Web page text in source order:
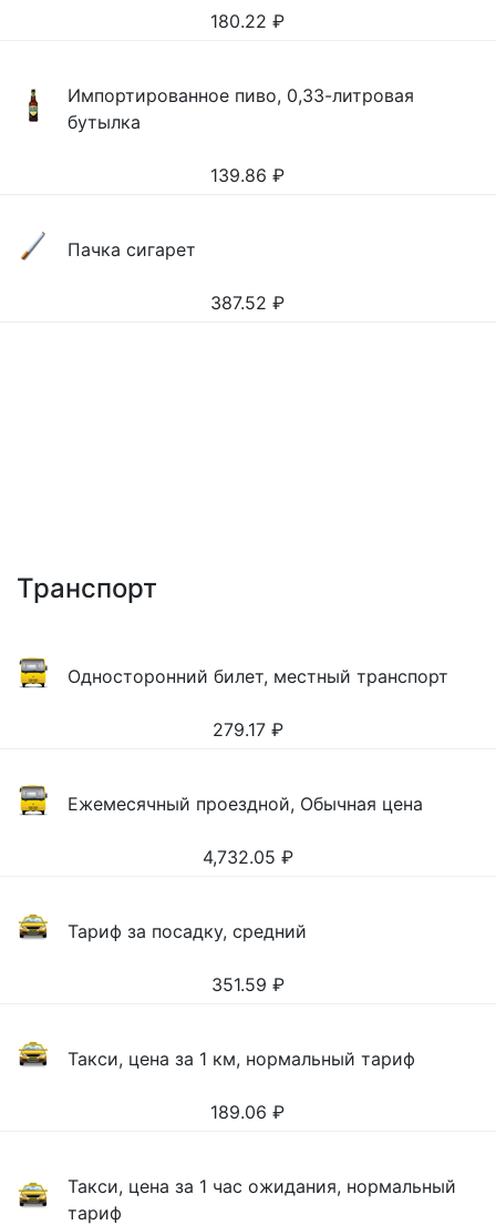
180.22 ₽
Импортированное пиво, 0,33-литровая
бутылка
139.86 ₽
Пачка сигарет
387.52 ₽
Транспорт
Односторонний билет, местный транспорт
279.17 ₽
Ежемесячный проездной, Обычная цена
4,732.05 ₽
Тариф за посадку, средний
351.59 ₽
Такси, цена за 1 км, нормальный тариф
189.06 ₽
Такси, цена за 1 час ожидания, нормальный
тариф